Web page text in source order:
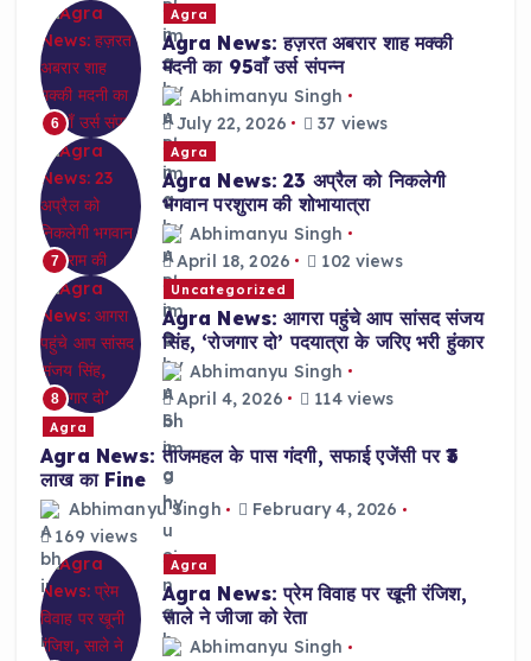
6
Agra
Agra News: हज़रत अबरार शाह मक्की
मदनी का 95वाँ उर्स संपन्न
Abhimanyu Singh
July 22, 2026
37 views
7
Agra
Agra News: 23 अप्रैल को निकलेगी
भगवान परशुराम की शोभायात्रा
Abhimanyu Singh
April 18, 2026
102 views
8
Uncategorized
Agra News: आगरा पहुंचे आप सांसद संजय
सिंह, ‘रोजगार दो’ पदयात्रा के जरिए भरी हुंकार
Abhimanyu Singh
April 4, 2026
114 views
Agra
Agra News: ताजमहल के पास गंदगी, सफाई एजेंसी पर ₹3
लाख का Fine
Abhimanyu Singh
February 4, 2026
169 views
Agra
Agra News: प्रेम विवाह पर खूनी रंजिश,
साले ने जीजा को रेता
Abhimanyu Singh